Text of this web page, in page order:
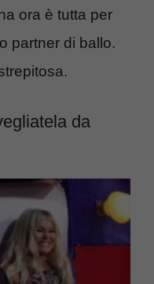
ora è tutta per
partner di ballo.
da